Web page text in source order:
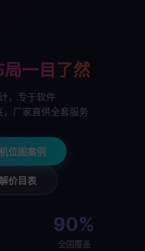
一目了然
，专于软件
，厂家直供全套服务
位图案例
价目表
90%
全国覆盖